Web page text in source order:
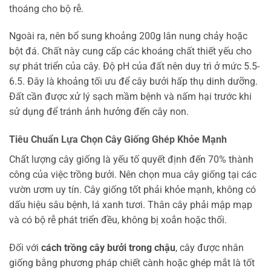
thoáng cho bộ rễ.
Ngoài ra, nên bổ sung khoảng 200g lân nung chảy hoặc
bột đá. Chất này cung cấp các khoáng chất thiết yếu cho
sự phát triển của cây. Độ pH của đất nên duy trì ở mức 5.5-
6.5. Đây là khoảng tối ưu để cây bưởi hấp thụ dinh dưỡng.
Đất cần được xử lý sạch mầm bệnh và nấm hại trước khi
sử dụng để tránh ảnh hưởng đến cây non.
Tiêu Chuẩn Lựa Chọn Cây Giống Ghép Khỏe Mạnh
Chất lượng cây giống là yếu tố quyết định đến 70% thành
công của việc trồng bưởi. Nên chọn mua cây giống tại các
vườn ươm uy tín. Cây giống tốt phải khỏe mạnh, không có
dấu hiệu sâu bệnh, lá xanh tươi. Thân cây phải mập mạp
và có bộ rễ phát triển đều, không bị xoắn hoặc thối.
Đối với cách trồng cây bưởi trong chậu, cây được nhân
giống bằng phương pháp chiết cành hoặc ghép mắt là tốt